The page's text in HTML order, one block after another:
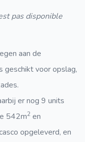
pas disponible
aan de
voor opslag,
er nog 9 units
542m2 en
opgeleverd, en